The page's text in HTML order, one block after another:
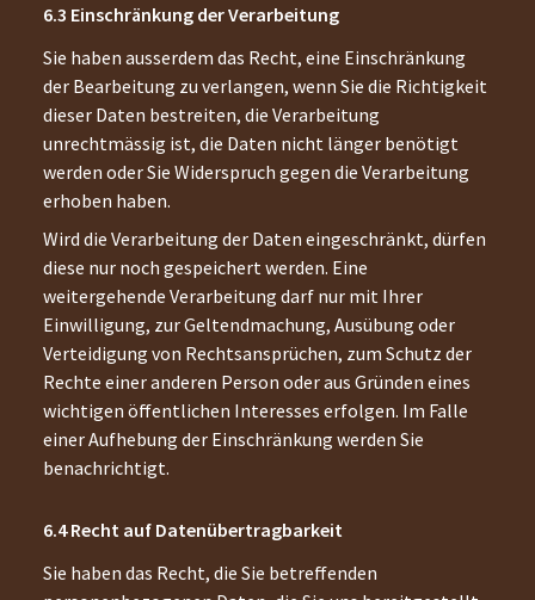
Einschränkung der Verarbeitung
Sie haben ausserdem das Recht, eine Einschränkung
der Bearbeitung zu verlangen, wenn Sie die Richtigkeit
dieser Daten bestreiten, die Verarbeitung
unrechtmässig ist, die Daten nicht länger benötigt
werden oder Sie Widerspruch gegen die Verarbeitung
erhoben haben.
Wird die Verarbeitung der Daten eingeschränkt, dürfen
diese nur noch gespeichert werden. Eine
weitergehende Verarbeitung darf nur mit Ihrer
Einwilligung, zur Geltendmachung, Ausübung oder
Verteidigung von Rechtsansprüchen, zum Schutz der
Rechte einer anderen Person oder aus Gründen eines
wichtigen öffentlichen Interesses erfolgen. Im Falle
einer Aufhebung der Einschränkung werden Sie
benachrichtigt.
Recht auf Datenübertragbarkeit
Sie haben das Recht, die Sie betreffenden